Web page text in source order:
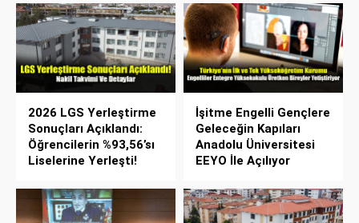
2026 LGS Yerleştirme
Sonuçları Açıklandı:
Öğrencilerin %93,56’sı
Liselerine Yerleşti!
İşitme Engelli Gençlere
Geleceğin Kapıları
Anadolu Üniversitesi
EEYO İle Açılıyor